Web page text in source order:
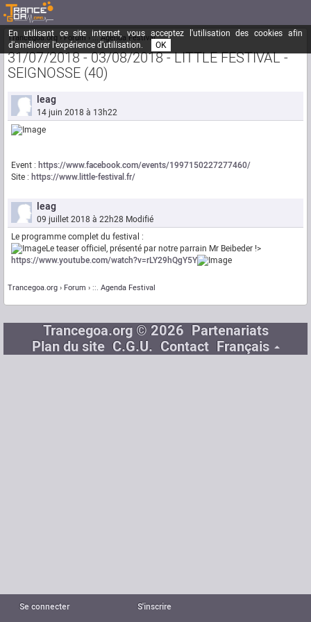
En utilisant ce site internet, vous acceptez l'utilisation des cookies afin
d'améliorer l'expérience d'utilisation.
OK
Se connecter S'inscrire
Trancegoa.org Forum ::. Agenda Festival
31/07/2018 - 03/08/2018 - LITTLE FESTIVAL -
SEIGNOSSE (40)
leag
14 juin 2018 à 13h22
Event : https://www.facebook.com/events/1997150227277460/
Site : https://www.little-festival.fr/
leag
09 juillet 2018 à 22h28 Modifié
Le programme complet du festival :
Le teaser officiel, présenté par notre parrain Mr Beibeder !>
https://www.youtube.com/watch?v=rLY29hQgY5Y
Trancegoa.org Forum ::. Agenda Festival
Trancegoa.org © 2026 Partenariats
Plan du site C.G.U. Contact Français